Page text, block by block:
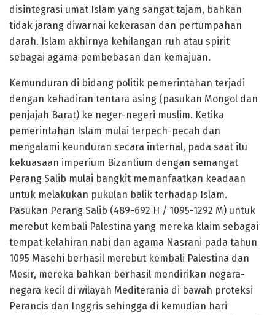
disintegrasi umat Islam yang sangat tajam, bahkan
tidak jarang diwarnai kekerasan dan pertumpahan
darah. Islam akhirnya kehilangan ruh atau spirit
sebagai agama pembebasan dan kemajuan.
Kemunduran di bidang politik pemerintahan terjadi
dengan kehadiran tentara asing (pasukan Mongol dan
penjajah Barat) ke neger-negeri muslim. Ketika
pemerintahan Islam mulai terpech-pecah dan
mengalami keunduran secara internal, pada saat itu
kekuasaan imperium Bizantium dengan semangat
Perang Salib mulai bangkit memanfaatkan keadaan
untuk melakukan pukulan balik terhadap Islam.
Pasukan Perang Salib (489-692 H / 1095-1292 M) untuk
merebut kembali Palestina yang mereka klaim sebagai
tempat kelahiran nabi dan agama Nasrani pada tahun
1095 Masehi berhasil merebut kembali Palestina dan
Mesir, mereka bahkan berhasil mendirikan negara-
negara kecil di wilayah Mediterania di bawah proteksi
Perancis dan Inggris sehingga di kemudian hari